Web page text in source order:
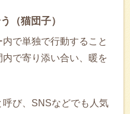
（猫団子）
で単独で行動すること
で寄り添い合い、暖を
び、SNSなどでも人気